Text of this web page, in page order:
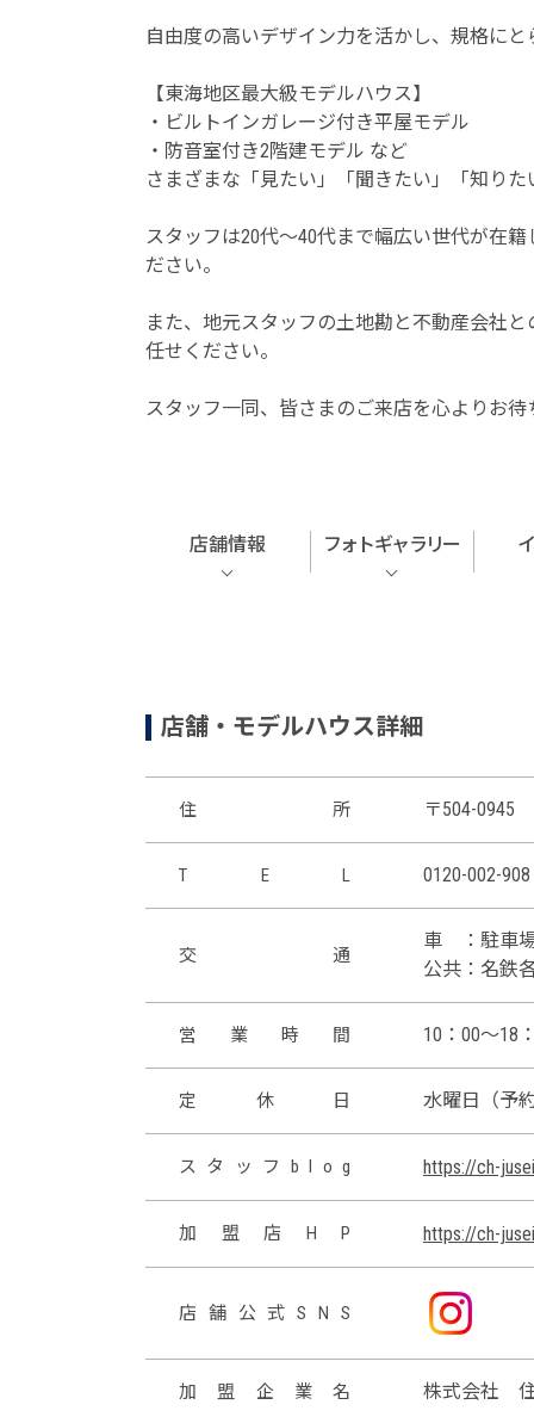
自由度の高いデザイン力を活かし、規格に
【東海地区最大級モデルハウス】
・ビルトインガレージ付き平屋モデル
・防音室付き2階建モデル など
さまざまな「見たい」「聞きたい」「知り
スタッフは20代～40代まで幅広い世代が在
ださい。
また、地元スタッフの土地勘と不動産会社
任せください。
スタッフ一同、皆さまのご来店を心よりお待
店舗情報 フォトギャラリー
店舗・モデルハウス詳細
住 所 〒504-0945
T E L 0120-002-908
交 通
車 ：駐車
公共：名鉄
営 業 時 間 10：00～18
定 休 日 水曜日（予
ス タ ッ フ b l o g https://ch-
加 盟 店 H P https://ch-
店 舗 公 式 S N S
加 盟 企 業 名 株式会社